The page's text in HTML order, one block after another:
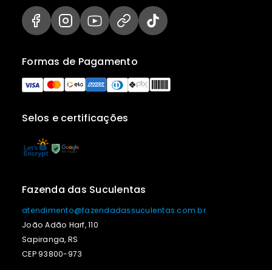
Selos e certificações
Formas de Pagamento
Fazenda das Suculentas
atendimento@fazendadassuculentas.com.br
João Adão Harf, 110
Sapiranga, RS
CEP 93800-973